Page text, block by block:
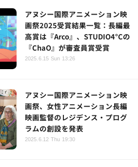
アヌシー国際アニメーション映
画祭2025受賞結果一覧：長編最
高賞は『Arco』、STUDIO4°Cの
『ChaO』が審査員賞受賞
2025.6.15 Sun 13:26
アヌシー国際アニメーション映
画祭、女性アニメーション長編
映画監督のレジデンス・プログ
ラムの創設を発表
2025.6.12 Thu 19:30